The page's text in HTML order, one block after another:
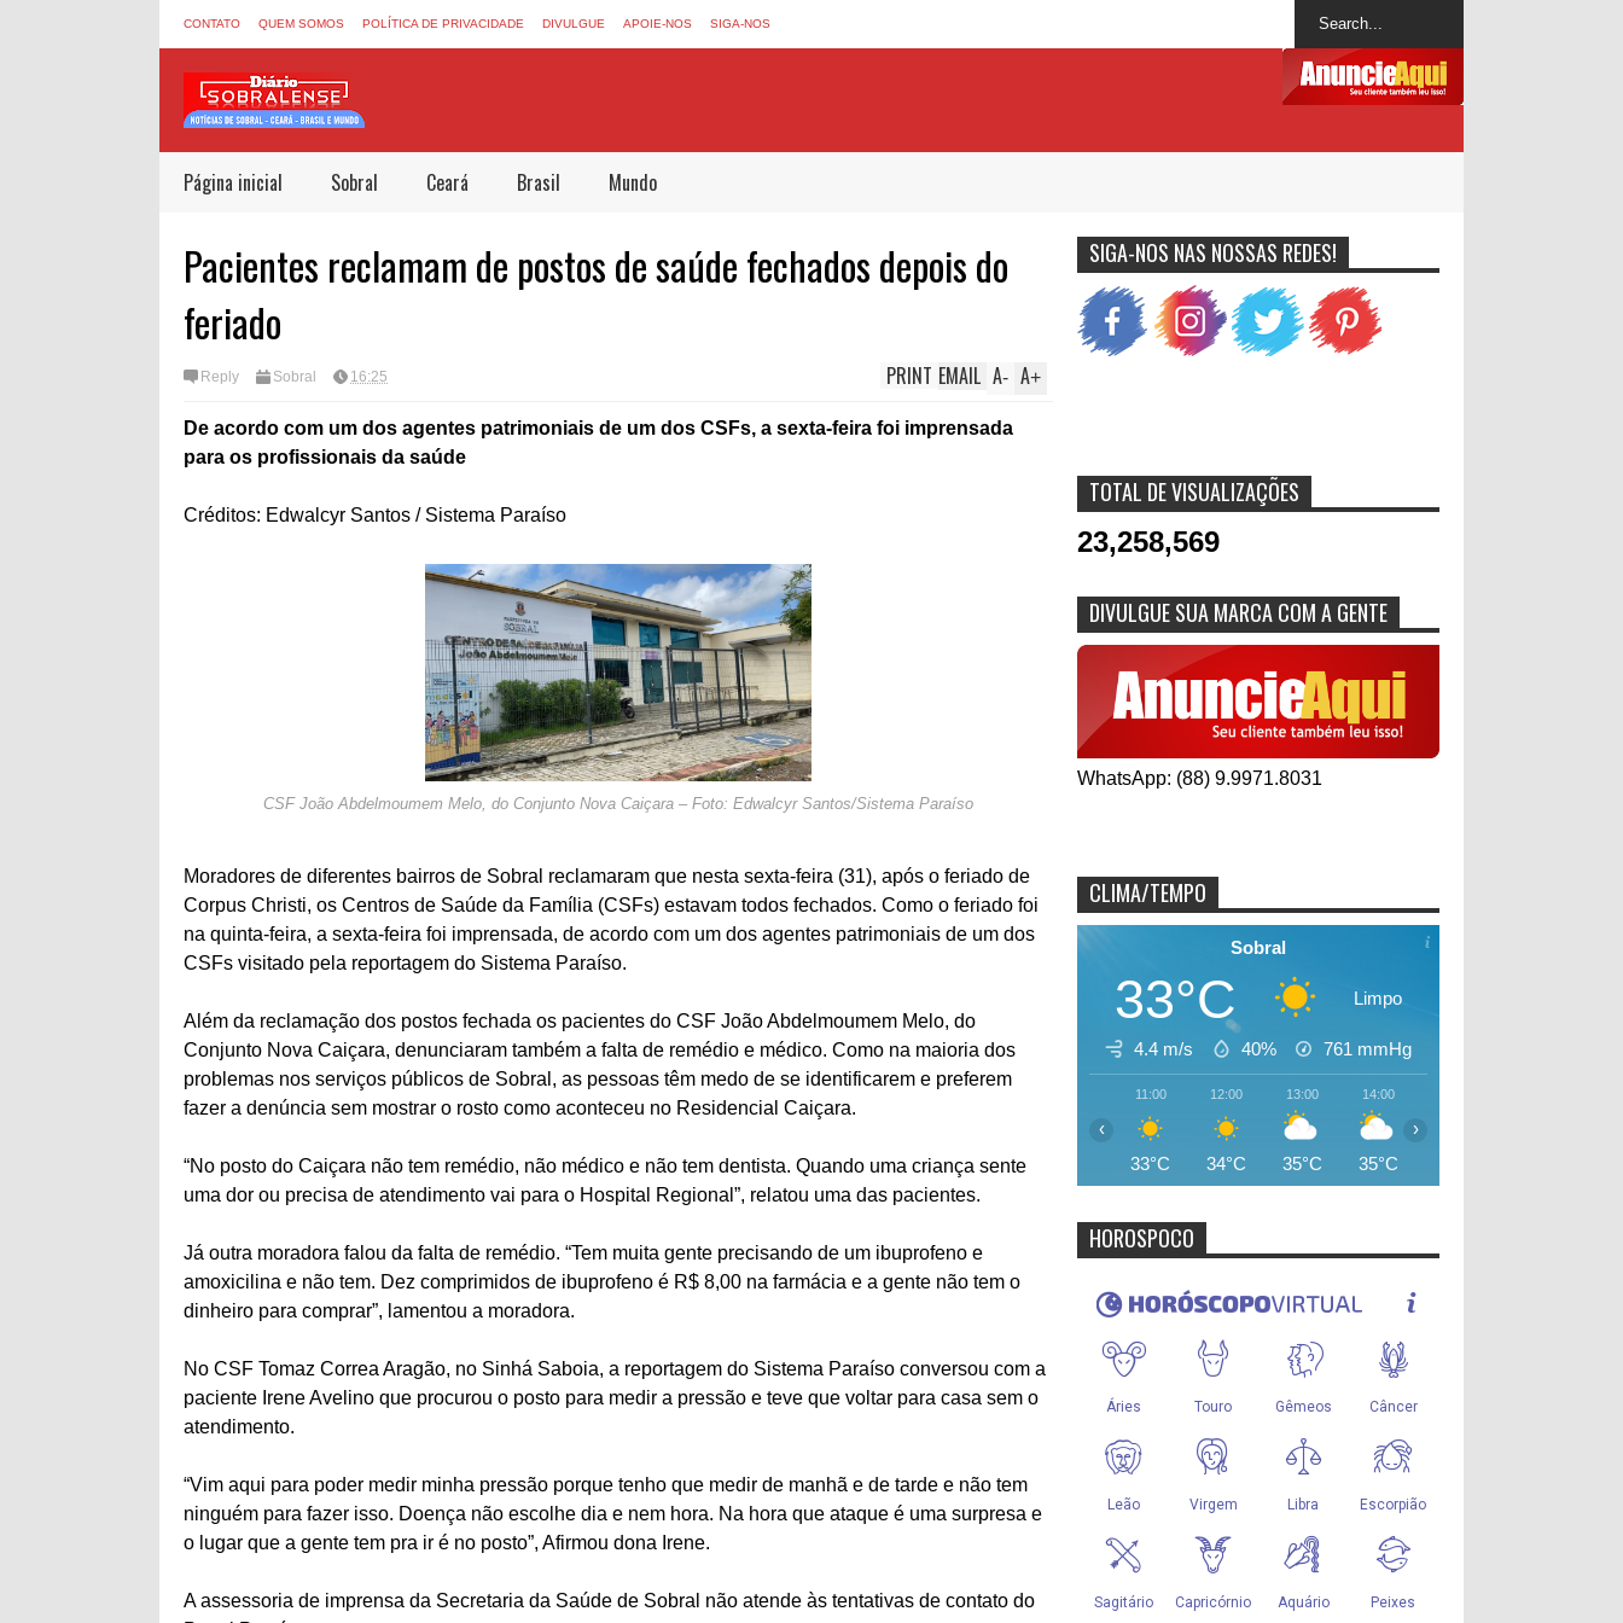
CONTATO QUEM SOMOS POLÍTICA DE PRIVACIDADE DIVULGUE APOIE-NOS SIGA-NOS
Página inicial Sobral Ceará Brasil Mundo
Pacientes reclamam de postos de saúde fechados depois do
feriado
Reply Sobral 16:25 A+
A-
EMAIL
PRINT
De acordo com um dos agentes patrimoniais de um dos CSFs, a sexta-feira foi imprensada
para os profissionais da saúde
Créditos: Edwalcyr Santos / Sistema Paraíso
CSF João Abdelmoumem Melo, do Conjunto Nova Caiçara – Foto: Edwalcyr Santos/Sistema Paraíso
Moradores de diferentes bairros de Sobral reclamaram que nesta sexta-feira (31), após o feriado de
Corpus Christi, os Centros de Saúde da Família (CSFs) estavam todos fechados. Como o feriado foi
na quinta-feira, a sexta-feira foi imprensada, de acordo com um dos agentes patrimoniais de um dos
CSFs visitado pela reportagem do Sistema Paraíso.
Além da reclamação dos postos fechada os pacientes do CSF João Abdelmoumem Melo, do
Conjunto Nova Caiçara, denunciaram também a falta de remédio e médico. Como na maioria dos
problemas nos serviços públicos de Sobral, as pessoas têm medo de se identificarem e preferem
fazer a denúncia sem mostrar o rosto como aconteceu no Residencial Caiçara.
“No posto do Caiçara não tem remédio, não médico e não tem dentista. Quando uma criança sente
uma dor ou precisa de atendimento vai para o Hospital Regional”, relatou uma das pacientes.
Já outra moradora falou da falta de remédio. “Tem muita gente precisando de um ibuprofeno e
amoxicilina e não tem. Dez comprimidos de ibuprofeno é R$ 8,00 na farmácia e a gente não tem o
dinheiro para comprar”, lamentou a moradora.
No CSF Tomaz Correa Aragão, no Sinhá Saboia, a reportagem do Sistema Paraíso conversou com a
paciente Irene Avelino que procurou o posto para medir a pressão e teve que voltar para casa sem o
atendimento.
“Vim aqui para poder medir minha pressão porque tenho que medir de manhã e de tarde e não tem
ninguém para fazer isso. Doença não escolhe dia e nem hora. Na hora que ataque é uma surpresa e
o lugar que a gente tem pra ir é no posto”, Afirmou dona Irene.
A assessoria de imprensa da Secretaria da Saúde de Sobral não atende às tentativas de contato do
SIGA-NOS NAS NOSSAS REDES!
TOTAL DE VISUALIZAÇÕES
23,258,569
DIVULGUE SUA MARCA COM A GENTE
WhatsApp: (88) 9.9971.8031
CLIMA/TEMPO
Sobral
33°C Limpo
4.4 m/s 40% 761 mmHg
11:00
33°C
12:00
34°C
13:00
35°C
14:00
35°C
‹ ›
HOROSPOCO